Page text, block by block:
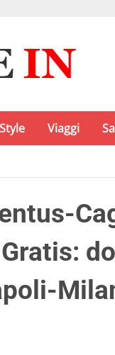
Viaggi